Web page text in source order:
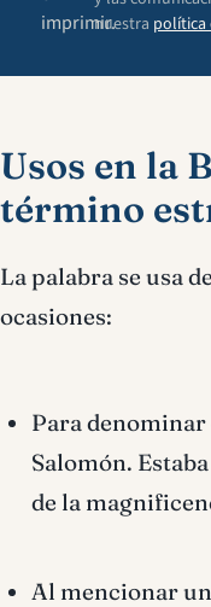
imprimir.nuestra política
Usos en la
término
La palabra se usa
ocasiones:
Para
Salomón.
de la
Al mencionar